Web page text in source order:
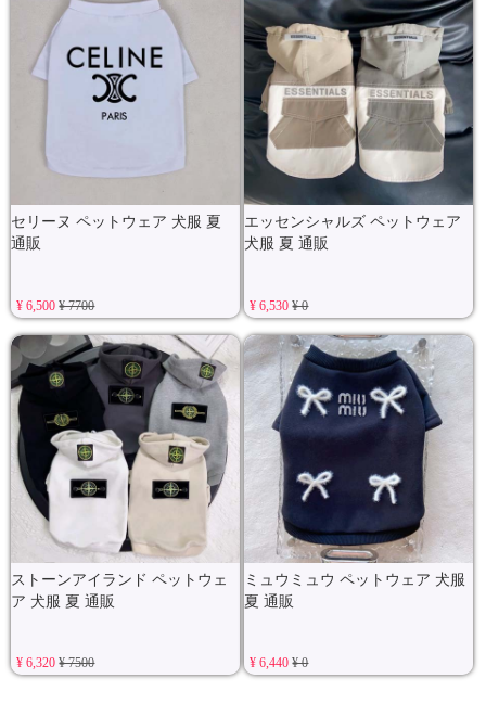
セリーヌ ペットウェア 犬服 夏
通販
¥ 6,500¥ 7700
エッセンシャルズ ペットウェア
犬服 夏 通販
¥ 6,530¥ 0
ストーンアイランド ペットウェ
ア 犬服 夏 通販
¥ 6,320¥ 7500
ミュウミュウ ペットウェア 犬服
夏 通販
¥ 6,440¥ 0